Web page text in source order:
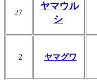
27
ヤマウル
シ
2 ヤマグワ